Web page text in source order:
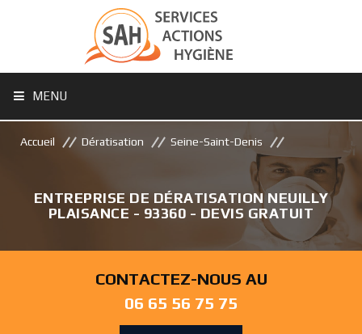
MENU
Accueil Dératisation Seine-Saint-Denis
ENTREPRISE DE DÉRATISATION NEUILLY
PLAISANCE - 93360 - DEVIS GRATUIT
CONTACTEZ-NOUS AU
06 65 56 75 75